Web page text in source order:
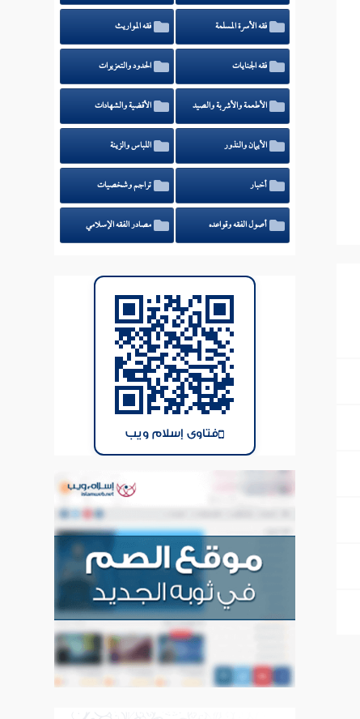
فقه الأسرة المسلمة فقه المواريث
فقه الجنايات الحدود والتعزيرات
الأطعمة والأشربة والصيد الأقضية والشهادات
الأيمان والنذور اللباس والزينة
أخبار تراجم وشخصيات
أصول الفقه وقواعده مصادر الفقه الإسلامي
فتاوى إسلام ويب